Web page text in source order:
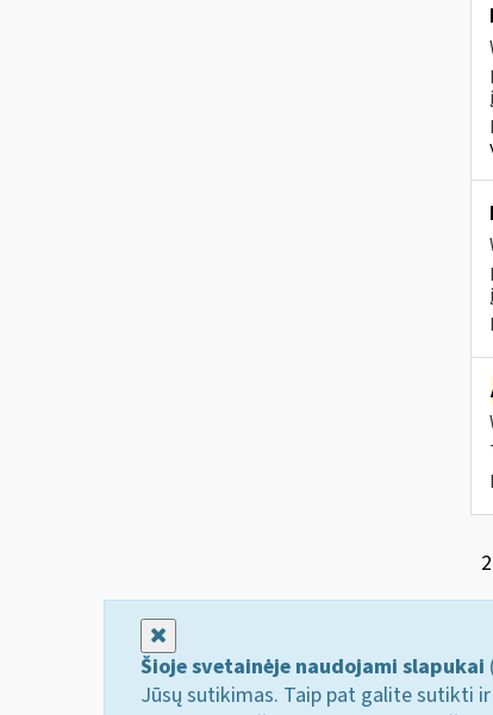
Šioje svetainėje naudojami slapukai
Jūsų sutikimas. Taip pat galite sutikti